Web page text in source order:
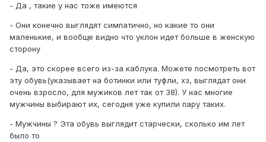
- Да , такие у нас тоже имеются
- Они конечно выглядят симпатично, но какие то они
маленькие, и вообще видно что уклон идет больше в женскую
сторону
- Да, это скорее всего из-за каблука. Можете посмотреть вот
эту обувь(указывает на ботинки или туфли, хз, выглядат они
очень взросло, для мужиков лет так от 38). У нас многие
мужчины выбирают их, сегодня уже купили пару таких.
- Мужчины ? Эта обувь выглядит старчески, сколько им лет
было то